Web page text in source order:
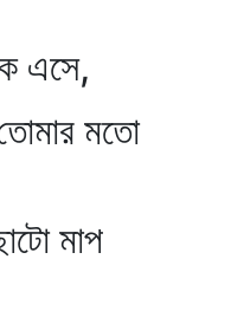
এসে,
মতো
মাপ